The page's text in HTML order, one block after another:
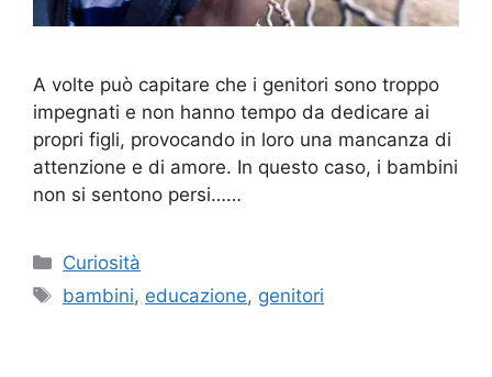
A volte può capitare che i genitori sono troppo
impegnati e non hanno tempo da dedicare ai
propri figli, provocando in loro una mancanza di
attenzione e di amore. In questo caso, i bambini
non si sentono persi……
Categorie
Curiosità
Tag
bambini, educazione, genitori